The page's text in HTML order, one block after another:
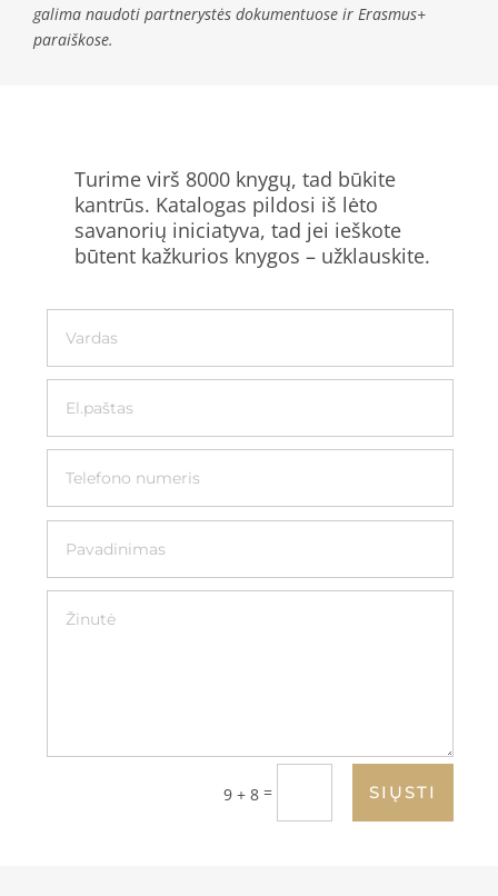
galima naudoti partnerystės dokumentuose ir Erasmus+
paraiškose.
Turime virš 8000 knygų, tad būkite
kantrūs. Katalogas pildosi iš lėto
savanorių iniciatyva, tad jei ieškote
būtent kažkurios knygos – užklauskite.
9 + 8 = SIŲSTI